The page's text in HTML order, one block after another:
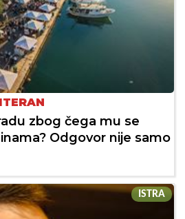
zbog čega mu se
Odgovor nije samo
ISTRA